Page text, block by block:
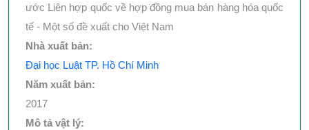
ước Liên hợp quốc về hợp đồng mua bán hàng hóa quốc
tế - Một số đề xuất cho Việt Nam
Nhà xuất bản:
Đại học Luật TP. Hồ Chí Minh
Năm xuất bản:
2017
Mô tả vật lý: